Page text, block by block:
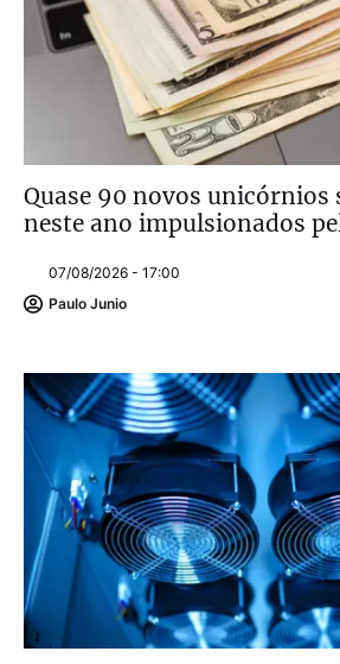
Quase 90 novos unicórnios
neste ano impulsionados
07/08/2026 - 17:00
Paulo Junio